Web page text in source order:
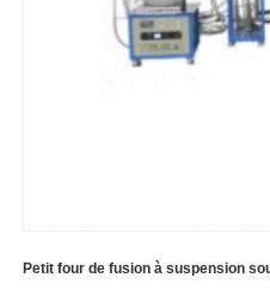
Petit four de fusion à suspension